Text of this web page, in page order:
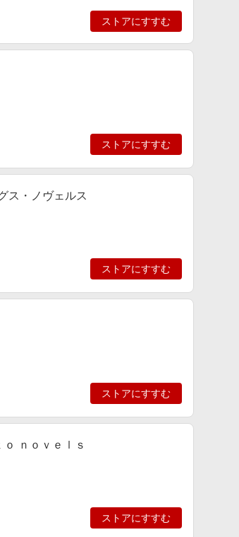
ストアにすすむ
ストアにすすむ
ス・ノヴェルス
ストアにすすむ
ストアにすすむ
ｎｏｖｅｌｓ
ストアにすすむ